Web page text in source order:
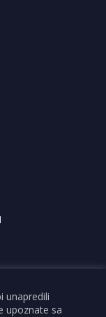
unapredili
upoznate sa